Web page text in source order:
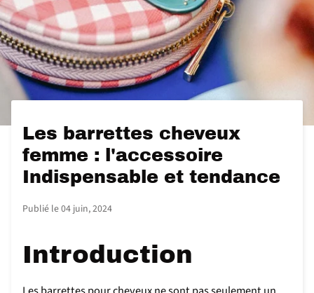
Les barrettes cheveux
femme : l'accessoire
Indispensable et tendance
Publié le04 juin, 2024
Introduction